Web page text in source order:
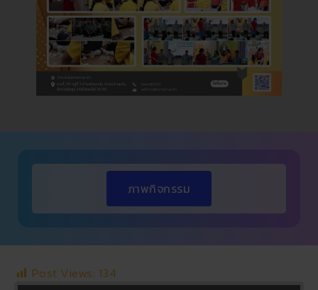
ภาพกิจกรรม
Post Views: 134